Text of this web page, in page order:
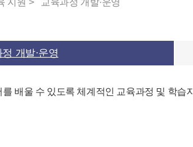
지원 교육과정 개발·운영
개발·운영
배울 수 있도록 체계적인 교육과정 및 학습